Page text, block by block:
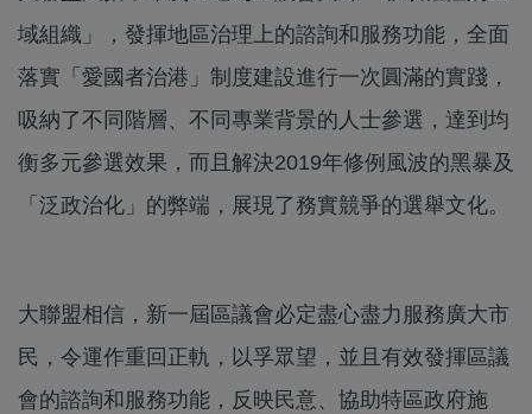
域組織」，發揮地區治理上的諮詢和服務功能，全面
落實「愛國者治港」制度建設進行一次圓滿的實踐，
吸納了不同階層、不同專業背景的人士參選，達到均
衡多元參選效果，而且解決2019年修例風波的黑暴及
「泛政治化」的弊端，展現了務實競爭的選舉文化。
大聯盟相信，新一屆區議會必定盡心盡力服務廣大市
民，令運作重回正軌，以孚眾望，並且有效發揮區議
會的諮詢和服務功能，反映民意、協助特區政府施